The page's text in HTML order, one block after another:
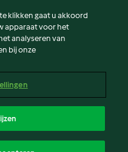
klikken gaat u akkoord
apparaat voor het
analyseren van
bij onze